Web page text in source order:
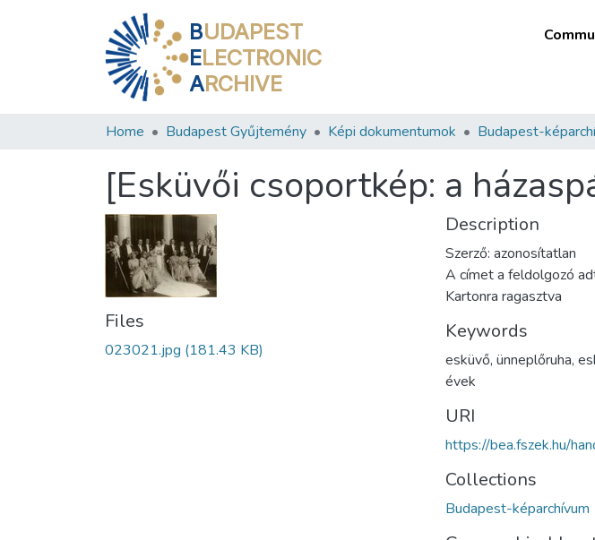
BUDAPEST
ELECTRONIC
ARCHIVE
Home Budapest Gyűjtemény Képi dokumentumok Budapest-
[Esküvői csoportkép: a
Files
023021.jpg (181.43 KB)
Description
Szerző: azonosítatlan
A címet a feldolgozó
Kartonra ragasztva
Keywords
esküvő, ünneplőruha,
évek
URI
https://bea.fszek.hu/
Collections
Budapest-képarchívum